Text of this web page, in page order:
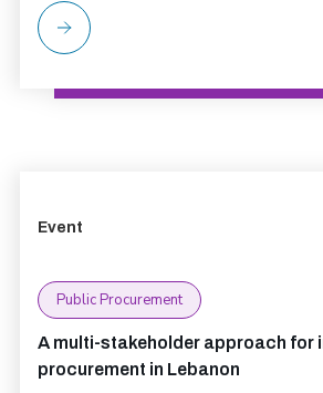
Event
Public Procurement
A multi-stakeholder approach for
procurement in Lebanon